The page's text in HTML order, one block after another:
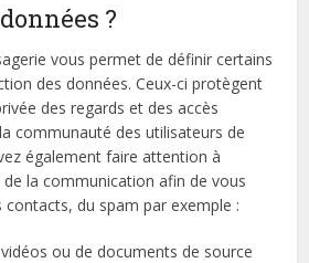
?
vous permet de définir certains
des données. Ceux-ci protègent
des regards et des accès
communauté des utilisateurs de
également faire attention à
la communication afin de vous
du spam par exemple :
vidéos ou de documents de source